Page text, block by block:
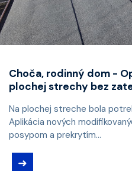
Choča, rodinný dom -
plochej strechy bez
Na plochej streche bola
Aplikácia nových
posypom a prekrytím...
➜